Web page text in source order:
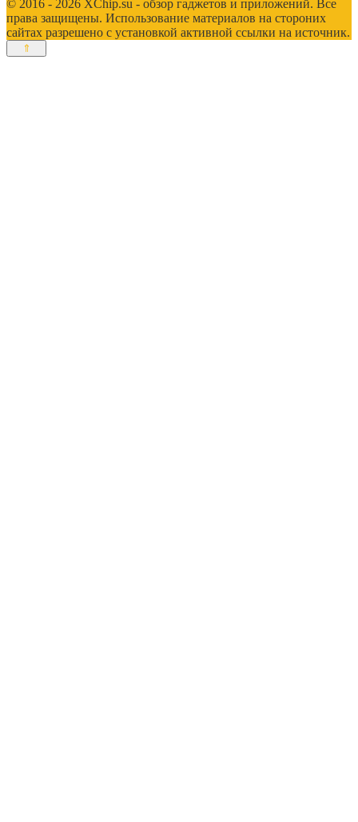
© 2016 - 2026 XChip.su - обзор гаджетов и приложений. Все
права защищены. Использование материалов на стороних
сайтах разрешено с установкой активной ссылки на источник.